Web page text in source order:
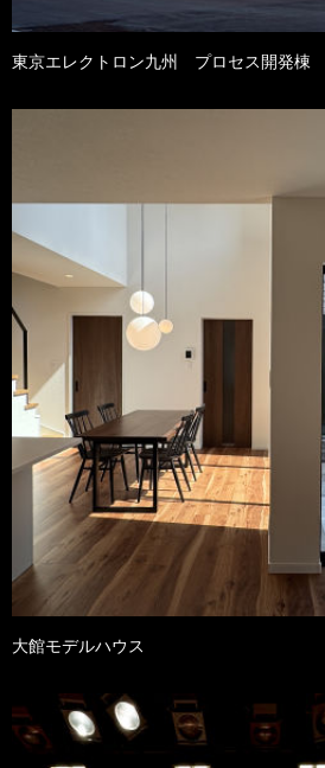
東京エレクトロン九州 プロセス開発棟
大館モデルハウス